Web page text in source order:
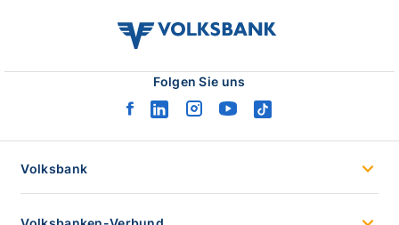
volksbank
Folgen Sie uns
facebook
linkedininstagram
youtubetiktok
Volksbank